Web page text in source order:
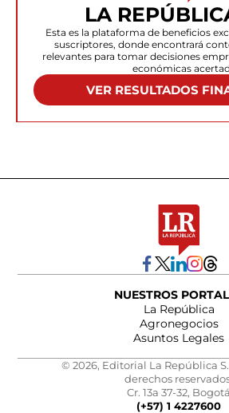
LA
Esta es la plataforma de beneficios
suscriptores, donde encontrará
relevantes para tomar decisiones
económicas
VER RESULTADOS
NUESTROS
La República
Agronegocios
Asuntos Legales
© 2026, Editorial La República
derechos
Cr. 13a 37-32, Bogotá
(+57) 1 4227600